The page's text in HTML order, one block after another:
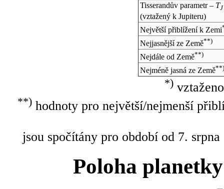
Tisserandův parametr – TJ
(vztažený k Jupiteru)
Největší přiblížení k Zemi
Nejjasnější ze Země**)
Nejdále od Země**)
Nejméně jasná ze Země**)
*)
**)hodnoty pro největší/nejmenší
jsou spočítány pro období od 7.
Poloha